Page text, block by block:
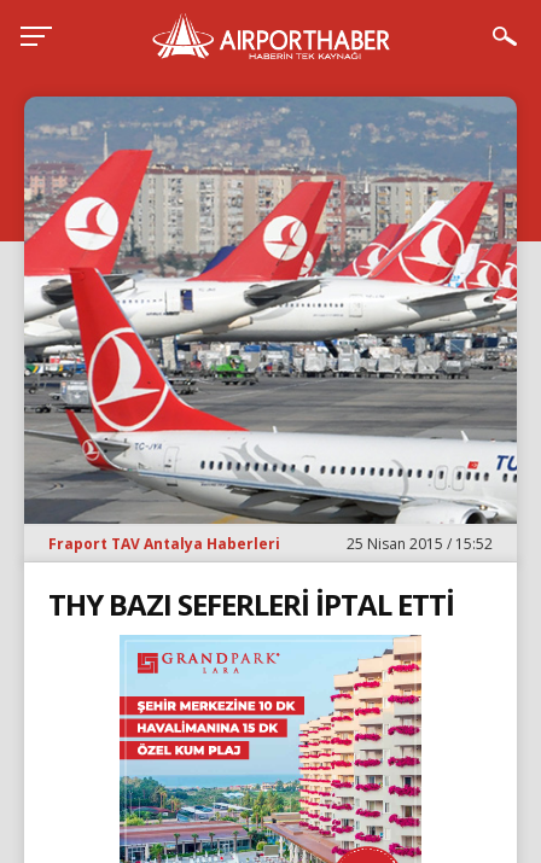
Fraport TAV Antalya Haberleri 25 Nisan 2015 / 15:52
THY BAZI SEFERLERİ İPTAL ETTİ